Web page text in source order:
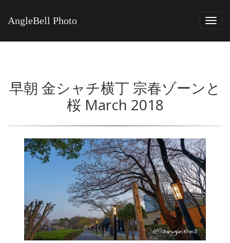
AngleBell Photo
早朝 金シャチ横丁 宗春ゾーンと
桜 March 2018